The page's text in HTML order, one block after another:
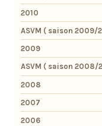
2010
ASVM ( saison 2009/
2009
ASVM ( saison 2008/
2008
2007
2006